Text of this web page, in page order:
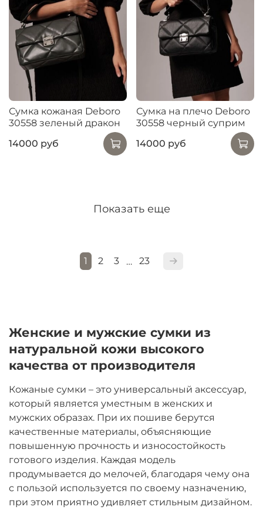
Сумка кожаная Deboro
30558 зеленый дракон
14000 руб
Сумка на плечо Deboro
30558 черный суприм
14000 руб
Показать еще
1 2 3 … 23
Женские и мужские сумки из
натуральной кожи высокого
качества от производителя
Кожаные сумки – это универсальный аксессуар,
который является уместным в женских и
мужских образах. При их пошиве берутся
качественные материалы, объясняющие
повышенную прочность и износостойкость
готового изделия. Каждая модель
продумывается до мелочей, благодаря чему она
с пользой используется по своему назначению,
при этом приятно удивляет стильным дизайном.